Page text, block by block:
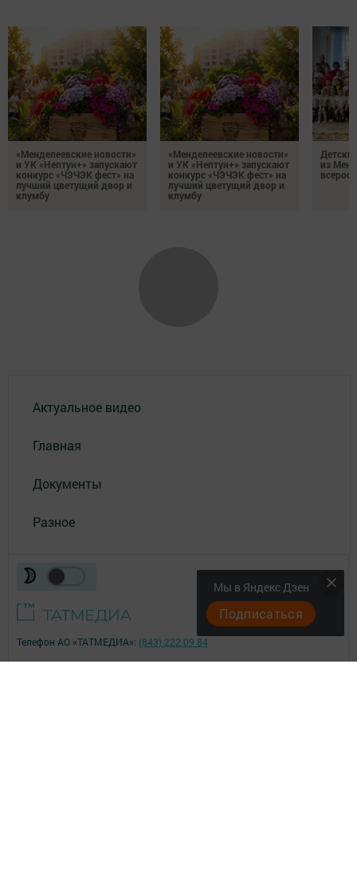
«Менделеевские новости»
и УК «Нептун+» запускают
конкурс «ЧЭЧЭК фест» на
лучший цветущий двор и
клумбу
«Менделеевские новости»
и УК «Нептун+» запускают
конкурс «ЧЭЧЭК фест» на
лучший цветущий двор и
клумбу
из
Актуальное видео
Главная
Документы
Разное
Мы в Яндекс Дзен
Подписаться
Телефон АО «ТАТМЕДИА»: (843) 222 09 84